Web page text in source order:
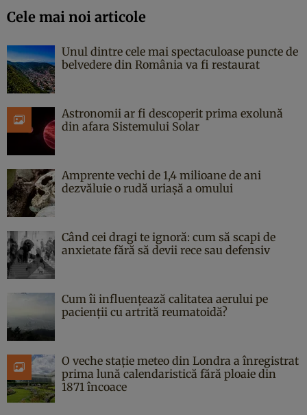
Cele mai noi articole
Unul dintre cele mai spectaculoase puncte de
belvedere din România va fi restaurat
Astronomii ar fi descoperit prima exolună
din afara Sistemului Solar
Amprente vechi de 1,4 milioane de ani
dezvăluie o rudă uriașă a omului
Când cei dragi te ignoră: cum să scapi de
anxietate fără să devii rece sau defensiv
Cum îi influențează calitatea aerului pe
pacienții cu artrită reumatoidă?
O veche stație meteo din Londra a înregistrat
prima lună calendaristică fără ploaie din
1871 încoace